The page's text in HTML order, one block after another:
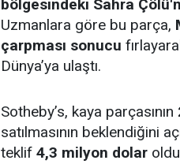
bölgesindeki Sahra
Uzmanlara göre bu parça,
çarpması sonucu
Dünya’ya ulaştı.
Sotheby’s, kaya parçasının
satılmasının beklendiğini
teklif 4,3 milyon dolar